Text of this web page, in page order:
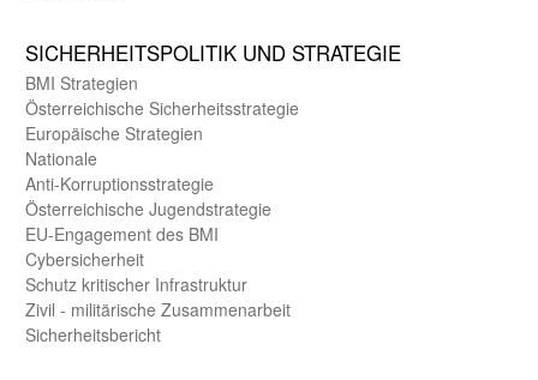
SICHER­HEITS­POLITIK UND STRATEGIE
BMI Strategien
Öster­reichische Sicherheits­strategie
Europäische Strategien
Nationale
Anti-Korruptions­strategie
Öster­reichische Jugend­strategie
EU-Engagement des BMI
Cybersicherheit
Schutz kritischer Infra­struktur
Zivil - militärische Zusammen­arbeit
Sicherheits­bericht